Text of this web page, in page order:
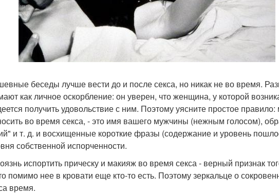
беседы лучше вести до и после секса, но никак не во время.
как личное оскорбление: он уверен, что женщина, у которой
получить удовольствие с ним. Поэтому уясните простое
во время секса, - это имя вашего мужчины (нежным голосом),
и т. д. и восхищенные короткие фразы (содержание и уровень
собственной испорченности.
испортить прическу и макияж во время секса - верный признак
помимо нее в кровати еще кто-то есть. Поэтому зеркальце о
время.